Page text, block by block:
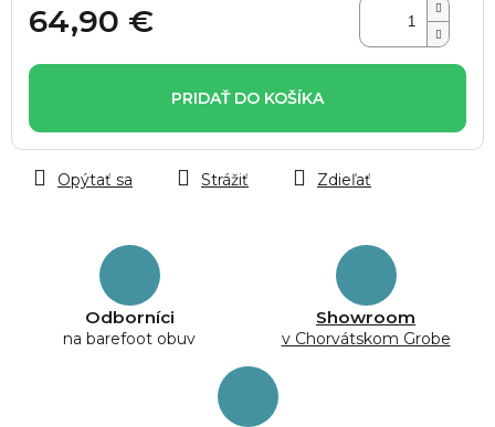
64,90 €
cena:
PRIDAŤ DO KOŠÍKA
Odborníci
na barefoot obuv
Showroom
v Chorvátskom Grobe
Opýtať sa Strážiť Zdieľať